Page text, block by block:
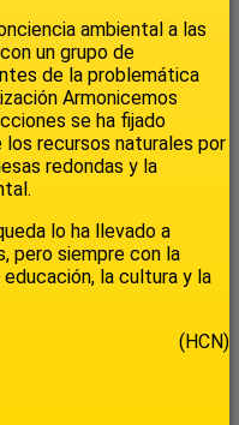
ambiental a las
un grupo de
de la problemática
Armonicemos
se ha fijado
recursos naturales por
redondas y la
lo ha llevado a
pero siempre con la
la cultura y la
(HCN)